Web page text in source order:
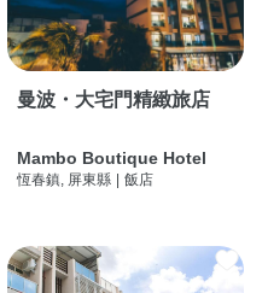
曼波・大宅門精緻旅店
Mambo Boutique Hotel
恆春鎮, 屏東縣 飯店